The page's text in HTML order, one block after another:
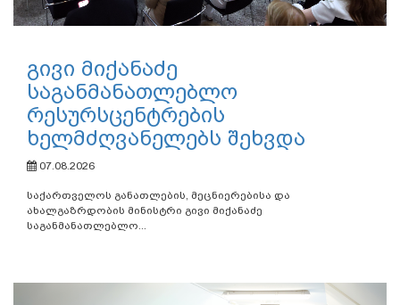
გივი მიქანაძე
საგანმანათლებლო
რესურსცენტრების
ხელმძღვანელებს შეხვდა
07.08.2026
საქართველოს განათლების, მეცნიერებისა და
ახალგაზრდობის მინისტრი გივი მიქანაძე
საგანმანათლებლო...